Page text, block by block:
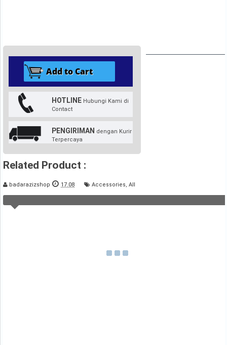
HOTLINE Hubungi Kami di
Contact
PENGIRIMAN dengan Kurir
Terpercaya
Related Product :
badarazizshop 17.08 Accessories All